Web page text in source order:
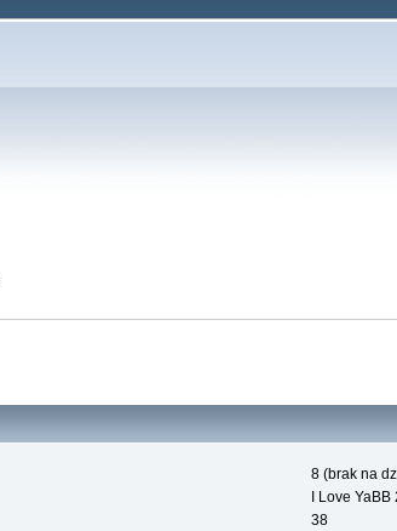
8 (brak na
I Love YaBB
38